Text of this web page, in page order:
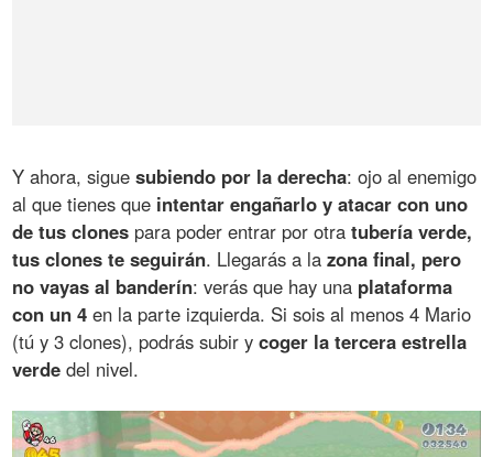
Y ahora, siguesubiendo por la derecha: ojo al enemigo
al que tienes que intentar engañarlo y atacar con uno
de tus clones para poder entrar por otratubería verde,
tus clones te seguirán. Llegarás a lazona final, pero
no vayas al banderín: verás que hay una plataforma
con un 4 en la parte izquierda. Si sois al menos 4 Mario
(tú y 3 clones), podrás subir ycoger la tercera estrella
verde del nivel.